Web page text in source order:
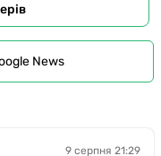
News
9 серпня 21:29